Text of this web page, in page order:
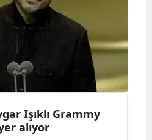
Bolu
Burdur
Bursa
Işıklı Grammy
alıyor